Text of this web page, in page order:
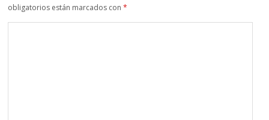
obligatorios están marcados con*